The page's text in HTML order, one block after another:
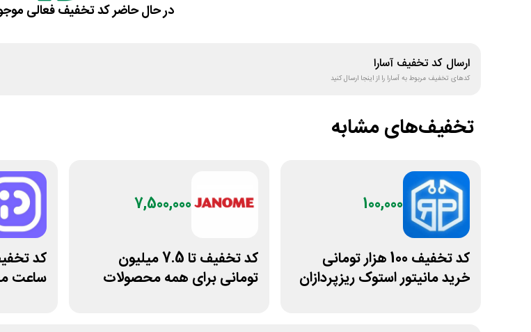
در حال حاضر کد تخفیف فعالی
ارسال کد تخفیف آسارا
کدهای تخفیف مربوط بهآسارا را از اینجا ارسال کنید
تخفیف‌های مشابه
100,000
کد تخفیف 100 هزار تومانی
خرید مانیتور استوک ریزپردازان
7,500,000
کد تخفیف تا 7.5 میلیون
تومانی برای همه محصولات
ساعت